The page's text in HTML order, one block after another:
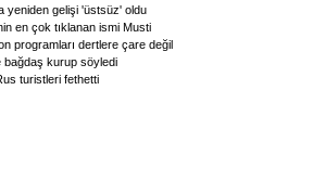
yeniden gelişi 'üstsüz' oldu
en çok tıklanan ismi Musti
programları dertlere çare değil
bağdaş kurup söyledi
turistleri fethetti